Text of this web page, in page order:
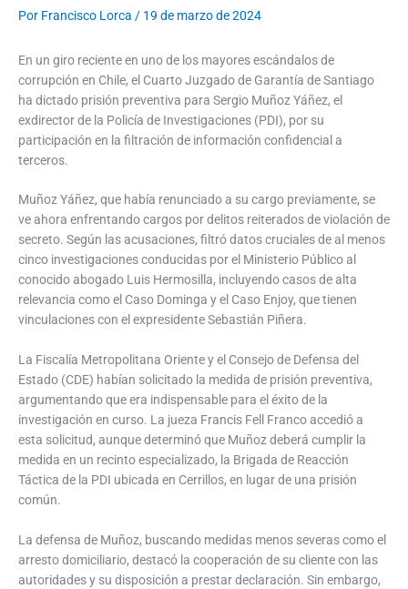
Por Francisco Lorca / 19 de marzo de 2024
En un giro reciente en uno de los mayores escándalos de
corrupción en Chile, el Cuarto Juzgado de Garantía de Santiago
ha dictado prisión preventiva para Sergio Muñoz Yáñez, el
exdirector de la Policía de Investigaciones (PDI), por su
participación en la filtración de información confidencial a
terceros.
Muñoz Yáñez, que había renunciado a su cargo previamente, se
ve ahora enfrentando cargos por delitos reiterados de violación de
secreto. Según las acusaciones, filtró datos cruciales de al menos
cinco investigaciones conducidas por el Ministerio Público al
conocido abogado Luis Hermosilla, incluyendo casos de alta
relevancia como el Caso Dominga y el Caso Enjoy, que tienen
vinculaciones con el expresidente Sebastián Piñera.
La Fiscalía Metropolitana Oriente y el Consejo de Defensa del
Estado (CDE) habían solicitado la medida de prisión preventiva,
argumentando que era indispensable para el éxito de la
investigación en curso. La jueza Francis Fell Franco accedió a
esta solicitud, aunque determinó que Muñoz deberá cumplir la
medida en un recinto especializado, la Brigada de Reacción
Táctica de la PDI ubicada en Cerrillos, en lugar de una prisión
común.
La defensa de Muñoz, buscando medidas menos severas como el
arresto domiciliario, destacó la cooperación de su cliente con las
autoridades y su disposición a prestar declaración. Sin embargo,